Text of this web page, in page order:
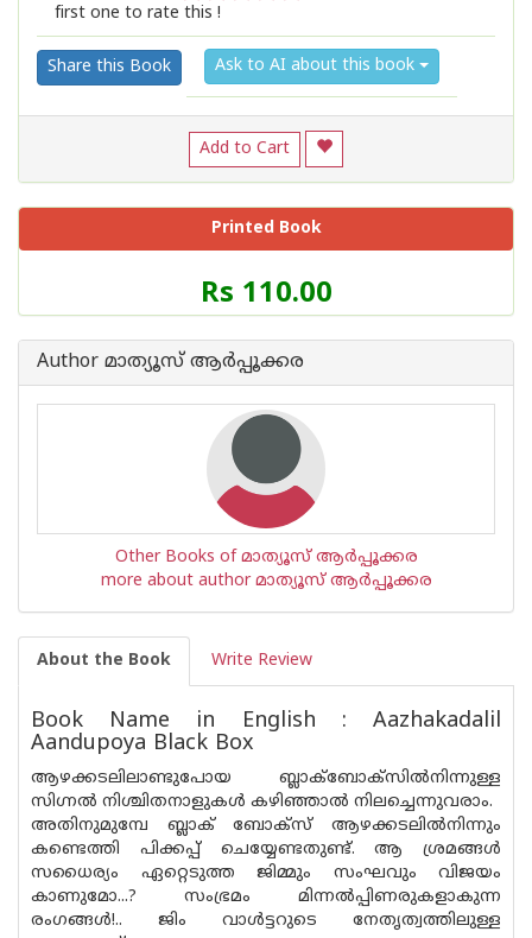
2
1
first one to rate this !
Share this Book Ask to AI about this book
Add to Cart
Printed Book
Price
of
Book
Rs 110.00
Author മാത്യൂസ് ആര്‍പ്പൂക്കര
Other Books of മാത്യൂസ് ആര്‍പ്പൂക്കര
more about author മാത്യൂസ് ആര്‍പ്പൂക്കര
About the Book Write Review
Book Name in English : Aazhakadalil
Aandupoya Black Box
ആഴക്കടലിലാണ്ടുപോയ ബ്ലാക്‌ബോക്സിൽനിന്നുള്ള
സിഗ്നൽ നിശ്ചിതനാളുകൾ കഴിഞ്ഞാൽ നിലച്ചെന്നുവരാം.
അതിനുമുമ്പേ ബ്ലാക് ബോക്‌സ് ആഴക്കടലിൽനിന്നും
കണ്ടെത്തി പിക്കപ്പ് ചെയ്യേണ്ടതുണ്ട്. ആ ശ്രമങ്ങൾ
സധൈര്യം ഏറ്റെടുത്ത ജിമ്മും സംഘവും വിജയം
കാണുമോ...? സംഭ്രമം മിന്നൽപ്പിണരുകളാകുന്ന
രംഗങ്ങൾ!.. ജിം വാൾട്ടറുടെ നേതൃത്വത്തിലുള്ള